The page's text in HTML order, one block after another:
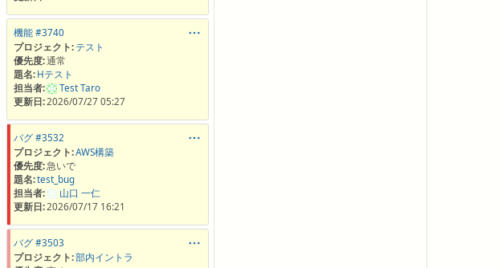
機能 #3740
プロジェクト:テスト
優先度:通常
題名:Hテスト
担当者:
Test Taro
更新日:2026/07/27 05:27
バグ #3532
プロジェクト:AWS構築
優先度:急いで
題名:test_bug
担当者:
山口 一仁
更新日:2026/07/17 16:21
バグ #3503
プロジェクト:部内イントラ